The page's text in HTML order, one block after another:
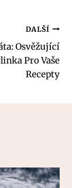
DALŠÍ
Osvěžující
Pro Vaše
Recepty